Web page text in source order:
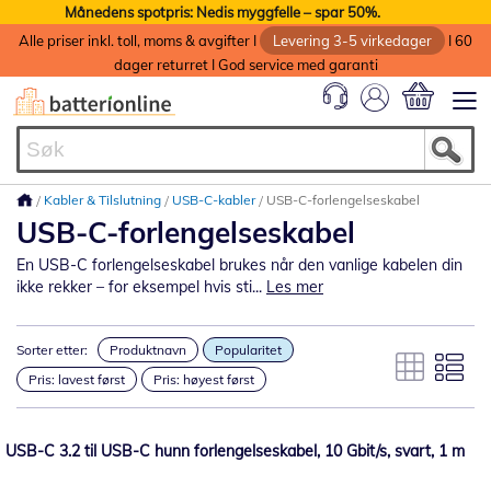
Månedens spotpris: Nedis myggfelle – spar 50%.
Alle priser inkl. toll, moms & avgifter I
Levering 3-5 virkedager
I 60
dager returret I God service med garanti
Kabler & Tilslutning USB-C-kabler USB-C-forlengelseskabel
USB-C-forlengelseskabel
En USB-C forlengelseskabel brukes når den vanlige kabelen din
ikke rekker – for eksempel hvis sti... Les mer
Sorter etter: Produktnavn
Popularitet
Pris: lavest først
Pris: høyest først
USB-C 3.2 til USB-C hunn forlengelseskabel, 10 Gbit/s, svart, 1 m